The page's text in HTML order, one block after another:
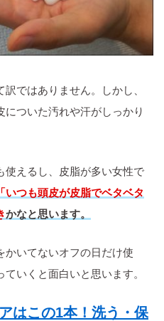
ではありません。しかし、
ついた汚れや汗がしっかり
使えるし、皮脂が多い女性で
いつも頭皮が皮脂でベタベタ
かなと思います。
かいてないオフの日だけ使
いくと面白いと思います。
はこの1本！洗う・保